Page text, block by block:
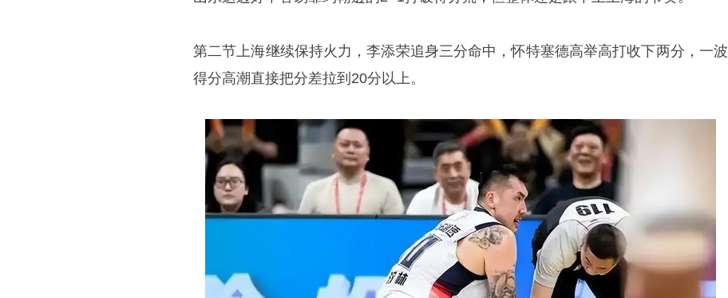
第二节上海继续保持火力，李添荣追身三分命中，怀特塞德高举高打收下两分，一波
得分高潮直接把分差拉到20分以上。